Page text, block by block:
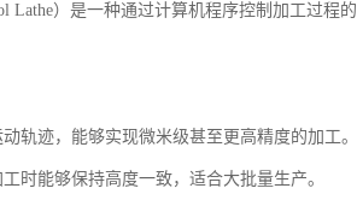
Lathe）是一种通过计算机程序控制加工过
轨迹，能够实现微米级甚至更高精度的加工。
时能够保持高度一致，适合大批量生产。